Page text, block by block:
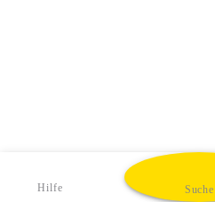
Hilfe Suche